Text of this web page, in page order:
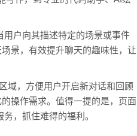
用户向其描述特定的场景或事件
景，有效提升聊天的趣味性，让
域，方便用户开启新对话和回顾
操作需求。值得一提的是，页面
，抓住难得的福利。